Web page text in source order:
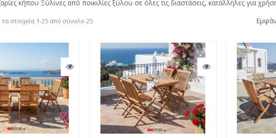
κήπου Ξύλινες από ποικιλίες ξύλου σε όλες τις διαστάσεις, κατάλληλες για
τα στοιχεία 1-25 από σύνολο 25